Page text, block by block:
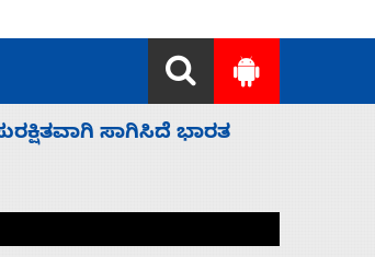
ನಾರಾಯಣಸ್ವಾಮಿ